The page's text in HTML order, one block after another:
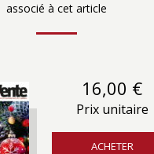
associé à cet article
16,00 €
Prix unitaire
ACHETER